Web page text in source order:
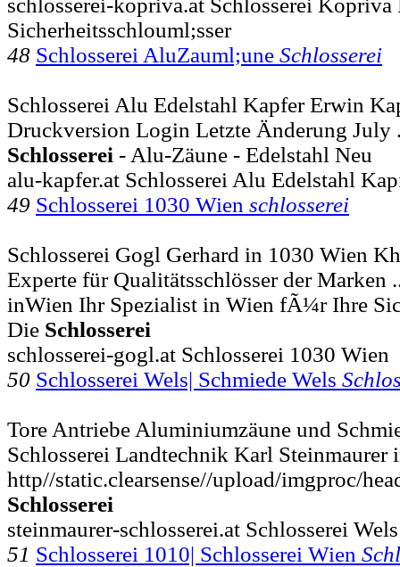
Sicherheitsschlouml;sser
48 Schlosserei AluZauml;une Schlosserei
Schlosserei Alu Edelstahl Kapfer Erwin
Druckversion Login Letzte Änderung July
Schlosserei - Alu-Zäune - Edelstahl Neu
alu-kapfer.at Schlosserei Alu Edelstahl
49 Schlosserei 1030 Wien schlosserei
Schlosserei Gogl Gerhard in 1030 Wien
Experte für Qualitätsschlösser der Marken
inWien Ihr Spezialist in Wien fÃ¼r Ihre
Die Schlosserei
schlosserei-gogl.at Schlosserei 1030 Wien
50 Schlosserei Wels| Schmiede Wels
Tore Antriebe Aluminiumzäune und
Schlosserei Landtechnik Karl Steinmaurer
http//static.clearsense//upload/imgproc/
Schlosserei
steinmaurer-schlosserei.at Schlosserei
51 Schlosserei 1010| Schlosserei Wien